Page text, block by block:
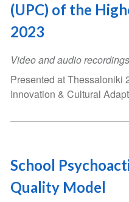
(UPC) of the
2023
Video and audio recordings
Presented at Thessaloniki
Innovation & Cultural
School
Quality Model